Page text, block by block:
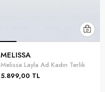
MELISSA
Melissa Layla Ad Kadın Terlik
5.899,00 TL